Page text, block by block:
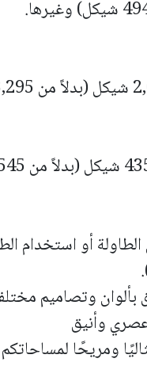
أو استخدام
وتصاميم
وأنيق
ومريحًا